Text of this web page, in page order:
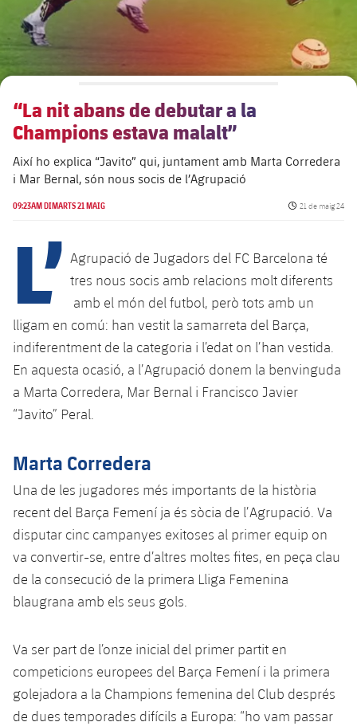
Presidents
Transparència
Aliances
Residències per a la Gent Gran
Barcelonisme i vida activa
“La nit abans de debutar a la
Champions estava malalt”
Així ho explica “Javito” qui, juntament amb Marta Corredera
i Mar Bernal, són nous socis de l’Agrupació
09:23AM DIMARTS 21 MAIG Data de
21 de maig 24
L’ Agrupació de Jugadors del FC Barcelona té
tres nous socis amb relacions molt diferents
amb el món del futbol, però tots amb un
lligam en comú: han vestit la samarreta del Barça,
indiferentment de la categoria i l’edat on l’han vestida.
En aquesta ocasió, a l’Agrupació donem la benvinguda
a Marta Corredera, Mar Bernal i Francisco Javier
“Javito” Peral.
Marta Corredera
Una de les jugadores més importants de la història
recent del Barça Femení ja és sòcia de l’Agrupació. Va
disputar cinc campanyes exitoses al primer equip on
va convertir-se, entre d’altres moltes fites, en peça clau
de la consecució de la primera Lliga Femenina
blaugrana amb els seus gols.
Va ser part de l’onze inicial del primer partit en
competicions europees del Barça Femení i la primera
golejadora a la Champions femenina del Club després
de dues temporades difícils a Europa: “ho vam passar